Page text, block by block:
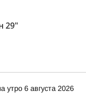
29"
утро 6 августа 2026